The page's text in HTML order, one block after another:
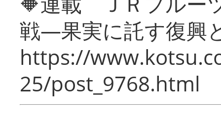
戦―果実に託す復興
https://
25/post_9768.html